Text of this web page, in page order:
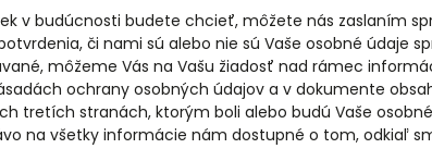
v budúcnosti budete chcieť, môžete nás zaslaním
či nami sú alebo nie sú Vaše osobné údaje
môžeme Vás na Vašu žiadosť nad rámec
ochrany osobných údajov a v dokumente
tretích stranách, ktorým boli alebo budú Vaše
na všetky informácie nám dostupné o tom, odkiaľ